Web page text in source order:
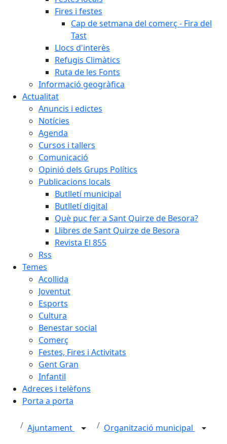
Fires i festes
Cap de setmana del comerç - Fira del
Tast
Llocs d'interès
Refugis Climàtics
Ruta de les Fonts
Informació geogràfica
Actualitat
Anuncis i edictes
Notícies
Agenda
Cursos i tallers
Comunicació
Opinió dels Grups Polítics
Publicacions locals
Butlletí municipal
Butlletí digital
Què puc fer a Sant Quirze de Besora?
Llibres de Sant Quirze de Besora
Revista El 855
Rss
Temes
Acollida
Joventut
Esports
Cultura
Benestar social
Comerç
Festes, Fires i Activitats
Gent Gran
Infantil
Adreces i telèfons
Porta a porta
Ajuntament Organització municipal